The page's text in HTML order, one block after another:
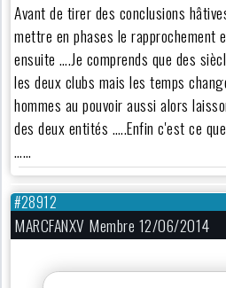
Avant de tirer des conclusions
mettre en phases le rapprochement
ensuite ….Je comprends que des
les deux clubs mais les temps
hommes au pouvoir aussi alors
des deux entités …..Enfin c'est ce
……
#28912
MARCFANXV Membre 12/06/2014